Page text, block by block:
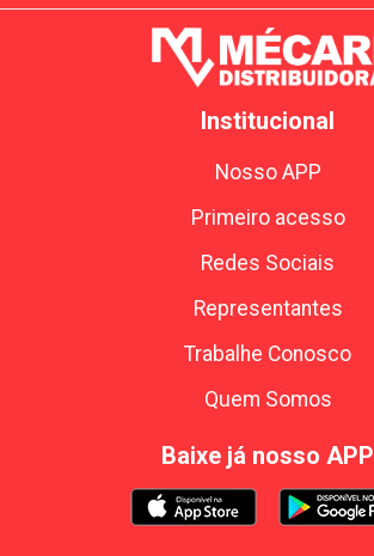
Institucional
Nosso APP
Primeiro acesso
Redes Sociais
Representantes
Trabalhe Conosco
Quem Somos
Baixe já nosso APP